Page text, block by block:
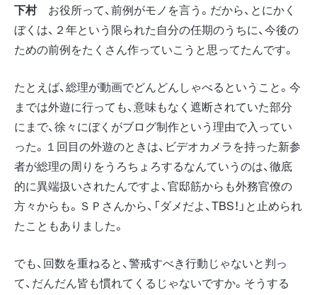
下村お役所って、前例がモノを言う。だから、とにかく
ぼくは、２年という限られた自分の任期のうちに、今後の
ための前例をたくさん作っていこうと思ってたんです。
たとえば、総理が動画でどんどんしゃべるということ。今
までは外遊に行っても、意味もなく遮断されていた部分
にまで、徐々にぼくがブログ制作という理由で入ってい
った。１回目の外遊のときは、ビデオカメラを持った新参
者が総理の周りをうろちょろするなんていうのは、徹底
的に異端扱いされたんですよ、官邸筋からも外務官僚の
方々からも。ＳＰさんから、「ダメだよ、TBS！」と止められ
たこともありました。
でも、回数を重ねると、警戒すべき行動じゃないと判っ
て、だんだん皆も慣れてくるじゃないですか。そうする